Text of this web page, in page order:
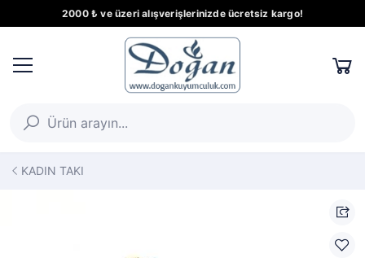
2000 ₺ ve üzeri alışverişlerinizde ücretsiz kargo!
KADIN TAKI